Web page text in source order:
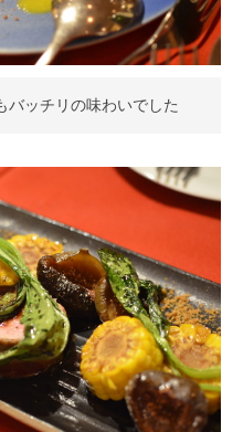
バッチリの味わいでした